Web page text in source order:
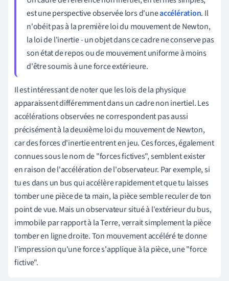
est une perspective observée lors d'uneaccélération. Il
n'obéit pas à la première loi du mouvement de Newton,
la loi de l'inertie - un objet dans ce cadre ne conserve pas
son état de repos ou de mouvement uniforme à moins
d'être soumis à une force extérieure.
Il est intéressant de noter que les lois de la physique
apparaissent différemment dans un cadre non inertiel. Les
accélérations observées ne correspondent pas aussi
précisément à la deuxième loi du mouvement de Newton,
car des forces d'inertie entrent en jeu. Ces forces, également
connues sous le nom de "forces fictives", semblent exister
en raison de l'accélération de l'observateur. Par exemple, si
tu es dans un bus qui accélère rapidement et que tu laisses
tomber une pièce de ta main, la pièce semble reculer de ton
point de vue. Mais un observateur situé à l'extérieur du bus,
immobile par rapport à la Terre, verrait simplement la pièce
tomber en ligne droite. Ton mouvement accéléré te donne
l'impression qu'une force s'applique à la pièce, une "force
fictive".